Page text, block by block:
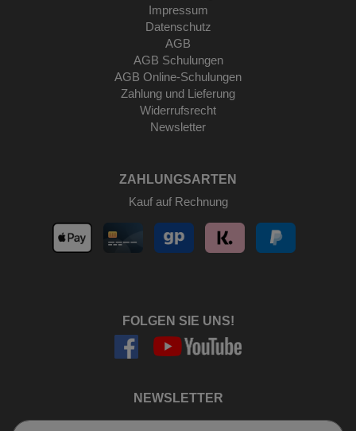
Impressum
Datenschutz
AGB
AGB Schulungen
AGB Online-Schulungen
Zahlung und Lieferung
Widerrufsrecht
Newsletter
ZAHLUNGSARTEN
Kauf auf Rechnung
FOLGEN SIE UNS!
NEWSLETTER
Newsletter